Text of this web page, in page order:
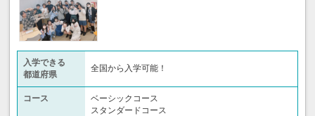
入学できる
都道府県
全国から入学可能！
コース
ベーシックコース
スタンダードコース